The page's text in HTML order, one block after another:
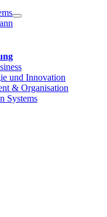
und Innovation
& Organisation
Systems